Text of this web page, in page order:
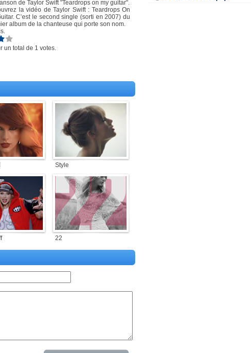
de Taylor Swift "Teardrops on my guitar".
la vidéo de Taylor Swift : Teardrops On
C’est le second single (sorti en 2007) du
album de la chanteuse qui porte son nom.
un total de 1 votes.
Style
22